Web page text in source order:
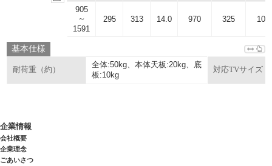
905
～
1591
295 313 14.0 970 325 105
基本仕様
耐荷重（約）
全体:50kg、本体天板:20kg、底
板:10kg
対応TVサイズ
企業情報
会社概要
企業理念
ごあいさつ